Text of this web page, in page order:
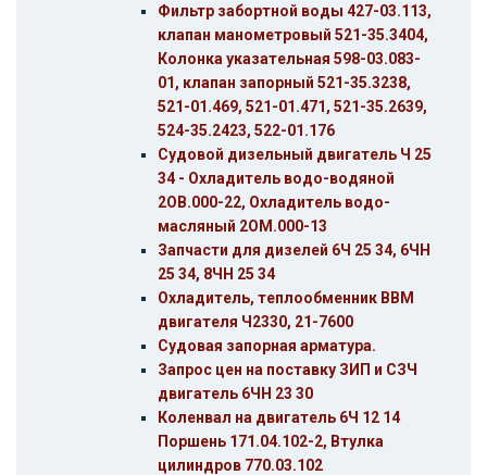
Фильтр забортной воды 427-03.113,
клапан манометровый 521-35.3404,
Колонка указательная 598-03.083-
01, клапан запорный 521-35.3238,
521-01.469, 521-01.471, 521-35.2639,
524-35.2423, 522-01.176
Судовой дизельный двигатель Ч 25
34 - Охладитель водо-водяной
2ОВ.000-22, Охладитель водо-
масляный 2ОМ.000-13
Запчасти для дизелей 6Ч 25 34, 6ЧН
25 34, 8ЧН 25 34
Охладитель, теплообменник ВВМ
двигателя Ч2330, 21-7600
Судовая запорная арматура.
Запрос цен на поставку ЗИП и СЗЧ
двигатель 6ЧН 23 30
Коленвал на двигатель 6Ч 12 14
Поршень 171.04.102-2, Втулка
цилиндров 770.03.102